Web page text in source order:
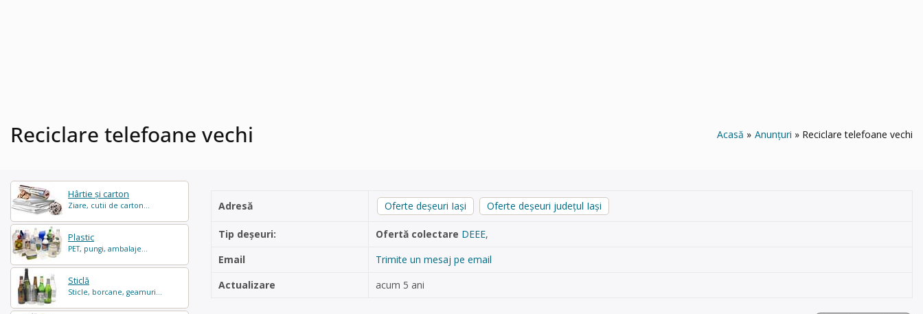
Reciclare telefoane vechi Acasă Anunțuri Reciclare telefoane vechi
Hârtie și carton
Ziare, cutii de carton...
Plastic
PET, pungi, ambalaje...
Sticlă
Sticle, borcane, geamuri...
Adresă Oferte deșeuri Iași Oferte deșeuri județul Iași
Tip deșeuri: Ofertă colectare DEEE,
Email
Trimite un mesaj pe email
Actualizare
acum 5 ani